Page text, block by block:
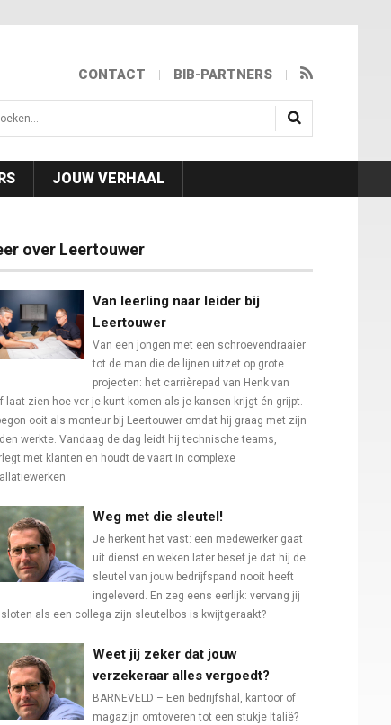
CONTACT BIB-PARTNERS
JOUW VERHAAL
over Leertouwer
Van leerling naar leider bij
Leertouwer
Van een jongen met een schroevendraaier
tot de man die de lijnen uitzet op grote
projecten: het carrièrepad van Henk van
laat zien hoe ver je kunt komen als je kansen krijgt én grijpt.
ooit als monteur bij Leertouwer omdat hij graag met zijn
werkte. Vandaag de dag leidt hij technische teams,
met klanten en houdt de vaart in complexe
Weg met die sleutel!
Je herkent het vast: een medewerker gaat
uit dienst en weken later besef je dat hij de
sleutel van jouw bedrijfspand nooit heeft
ingeleverd. En zeg eens eerlijk: vervang jij
als een collega zijn sleutelbos is kwijtgeraakt?
Weet jij zeker dat jouw
verzekeraar alles vergoedt?
BARNEVELD – Een bedrijfshal, kantoor of
magazijn omtoveren tot een stukje Italië?